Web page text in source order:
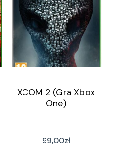
XCOM 2 (Gra Xbox
One)
99,00zł